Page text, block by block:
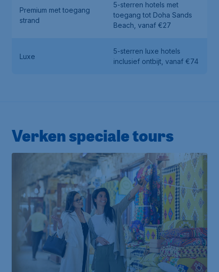
Premium met toegang
strand
5-sterren hotels met
toegang tot Doha Sands
Beach, vanaf €27
Luxe
5-sterren luxe hotels
inclusief ontbijt, vanaf €74
Verken speciale tours